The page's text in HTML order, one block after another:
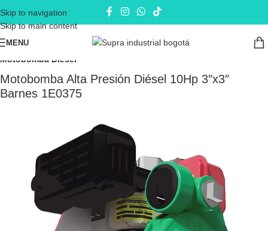
Skip to navigation
Skip to main content
MENU
Inicio Electrobombas - bombas eléctricas Motobombas
Motobomba Diesel
Motobomba Alta Presión Diésel 10Hp 3″x3″
Barnes 1E0375